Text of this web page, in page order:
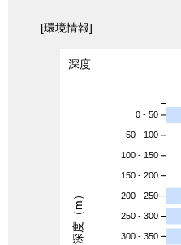
[環境情報]
深度
0 - 50
50 - 100
100 - 150
150 - 200
200 - 250
250 - 300
300 - 350
深度（m）